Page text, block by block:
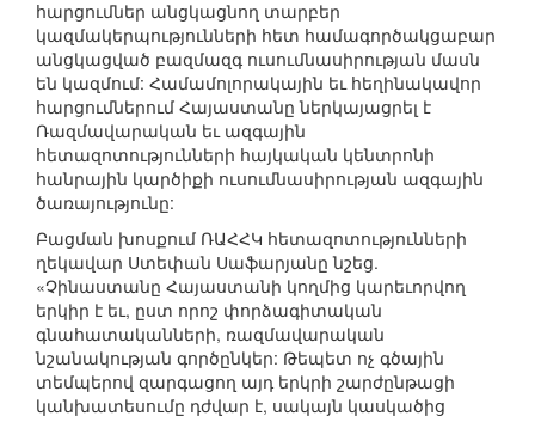
հարցումներ անցկացնող տարբեր
կազմակերպությունների հետ համագործակցաբար
անցկացված բազմազգ ուսումնասիրության մասն
են կազմում: Համամոլորակային եւ հեղինակավոր
հարցումներում Հայաստանը ներկայացրել է
Ռազմավարական եւ ազգային
հետազոտությունների հայկական կենտրոնի
հանրային կարծիքի ուսումնասիրության ազգային
ծառայությունը:
Բացման խոսքում ՌԱՀՀԿ հետազոտությունների
ղեկավար Ստեփան Սաֆարյանը նշեց.
«Չինաստանը Հայաստանի կողմից կարեւորվող
երկիր է եւ, ըստ որոշ փորձագիտական
գնահատականների, ռազմավարական
նշանակության գործընկեր: Թեպետ ոչ գծային
տեմպերով զարգացող այդ երկրի շարժընթացի
կանխատեսումը դժվար է, սակայն կասկածից